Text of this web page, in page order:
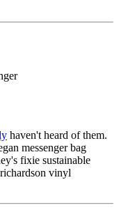
haven't heard of them.
messenger bag
fixie sustainable
vinyl